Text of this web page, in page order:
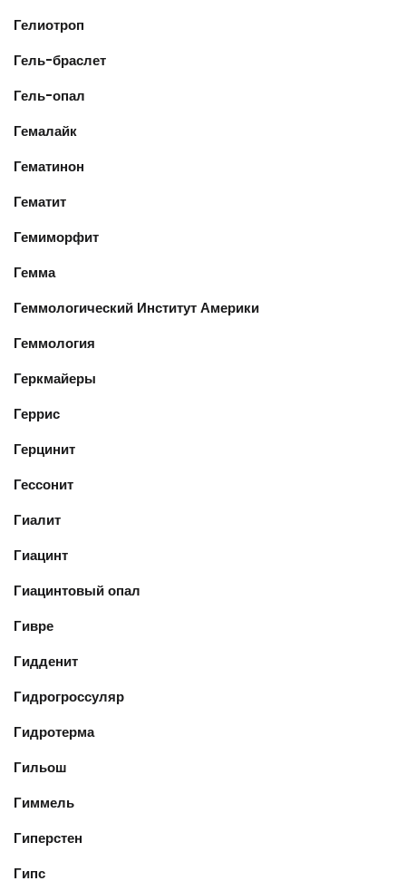
Гелиотроп
Гель-браслет
Гель-опал
Гемалайк
Гематинон
Гематит
Гемиморфит
Гемма
Геммологический Институт Америки
Геммология
Геркмайеры
Геррис
Герцинит
Гессонит
Гиалит
Гиацинт
Гиацинтовый опал
Гивре
Гидденит
Гидрогроссуляр
Гидротерма
Гильош
Гиммель
Гиперстен
Гипс